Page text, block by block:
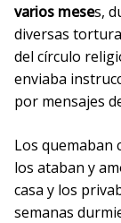
varios meses,
diversas
del círculo
enviaba
por mensajes
Los quemaban
los ataban y
casa y los
semanas